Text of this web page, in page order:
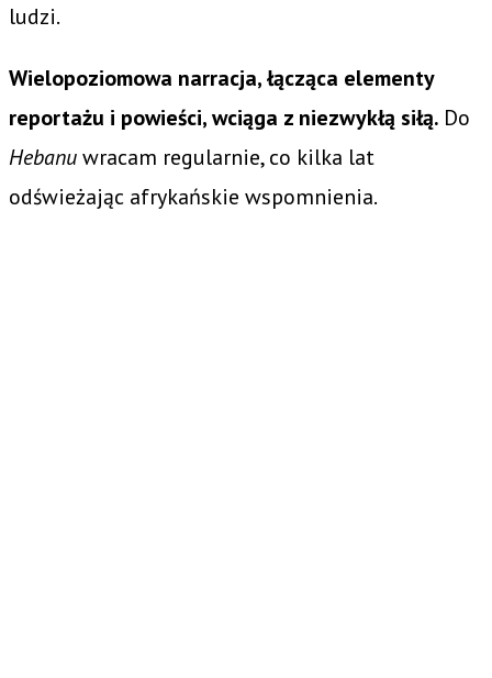
ludzi.
Wielopoziomowa narracja, łącząca elementy
reportażu i powieści, wciąga z niezwykłą siłą. Do
Hebanuwracam regularnie, co kilka lat
odświeżając afrykańskie wspomnienia.